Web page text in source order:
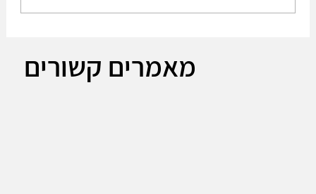
מאמרים קשורים